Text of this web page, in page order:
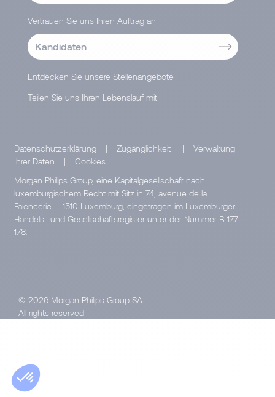
Vertrauen Sie uns Ihren Auftrag an
Kandidaten
Entdecken Sie unsere Stellenangebote
Teilen Sie uns Ihren Lebenslauf mit
Datenschutzerklärung | Zugänglichkeit |
Verwaltung
Ihrer Daten
|
Cookies
Morgan Philips Group, eine Kapitalgesellschaft nach
luxemburgischem Recht mit Sitz in 74, avenue de la
Faïencerie, L-1510 Luxemburg, eingetragen im Luxemburger
Handels- und Gesellschaftsregister unter der Nummer B 177
178.
© 2026 Morgan Philips Group SA
All rights reserved